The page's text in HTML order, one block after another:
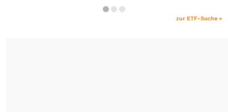
zur ETF-Suche »